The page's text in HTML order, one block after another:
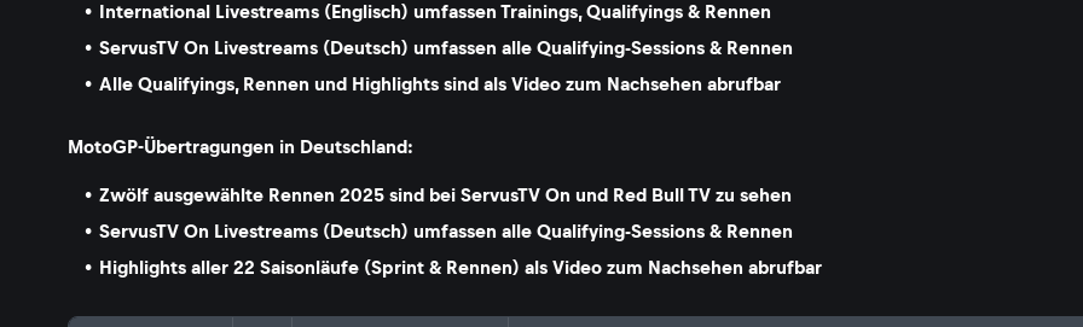
International Livestreams (Englisch) umfassen Trainings, Qualifyings & Rennen
ServusTV On Livestreams (Deutsch) umfassen alle Qualifying-Sessions & Rennen
Alle Qualifyings, Rennen und Highlights sind als Video zum Nachsehen abrufbar
MotoGP-Übertragungen in Deutschland:
Zwölf ausgewählte Rennen 2025 sind bei ServusTV On und Red Bull TV zu sehen
ServusTV On Livestreams (Deutsch) umfassen alle Qualifying-Sessions & Rennen
Highlights aller 22 Saisonläufe (Sprint & Rennen) als Video zum Nachsehen abrufbar